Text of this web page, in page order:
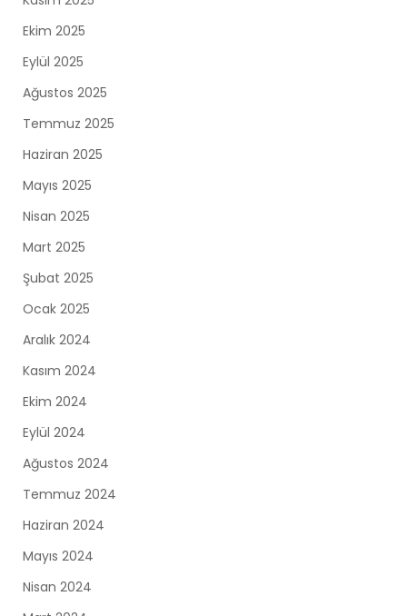
Ekim 2025
Eylül 2025
Ağustos 2025
Temmuz 2025
Haziran 2025
Mayıs 2025
Nisan 2025
Mart 2025
Şubat 2025
Ocak 2025
Aralık 2024
Kasım 2024
Ekim 2024
Eylül 2024
Ağustos 2024
Temmuz 2024
Haziran 2024
Mayıs 2024
Nisan 2024